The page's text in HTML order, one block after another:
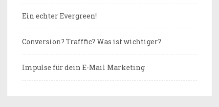
Ein echter Evergreen!
Conversion? Trafffic? Was ist wichtiger?
Impulse für dein E-Mail Marketing